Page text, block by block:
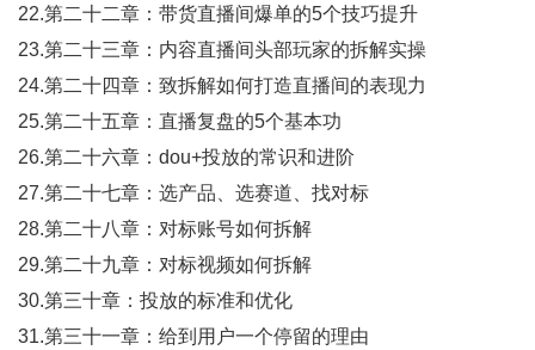
22.第二十二章：带货直播间爆单的5个技巧提升
23.第二十三章：内容直播间头部玩家的拆解实操
24.第二十四章：致拆解如何打造直播间的表现力
25.第二十五章：直播复盘的5个基本功
26.第二十六章：dou+投放的常识和进阶
27.第二十七章：选产品、选赛道、找对标
28.第二十八章：对标账号如何拆解
29.第二十九章：对标视频如何拆解
30.第三十章：投放的标准和优化
31.第三十一章：给到用户一个停留的理由